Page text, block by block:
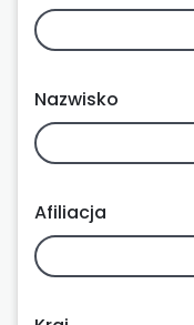
Nazwisko
Afiliacja